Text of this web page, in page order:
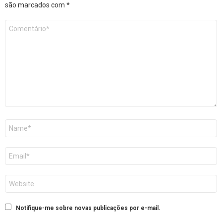
são marcados com *
mail
Notifique-me sobre novas publicações por e-mail.